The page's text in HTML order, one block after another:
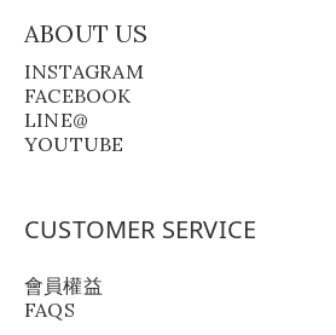
ABOUT US
INSTAGRAM
FACEBOOK
LINE@
YOUTUBE
CUSTOMER SERVICE
會員權益
FAQS